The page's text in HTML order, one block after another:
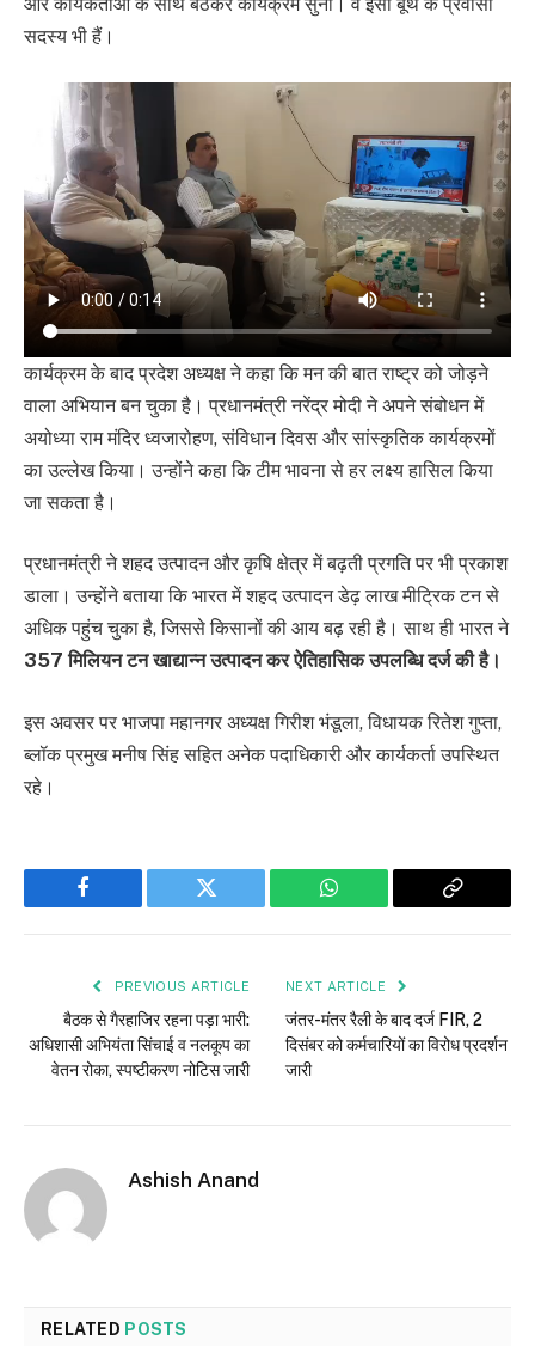
सदस्य भी हैं।
कार्यक्रम के बाद प्रदेश अध्यक्ष ने कहा कि मन की बात राष्ट्र को जोड़ने
वाला अभियान बन चुका है। प्रधानमंत्री नरेंद्र मोदी ने अपने संबोधन में
अयोध्या राम मंदिर ध्वजारोहण, संविधान दिवस और सांस्कृतिक कार्यक्रमों
का उल्लेख किया। उन्होंने कहा कि टीम भावना से हर लक्ष्य हासिल किया
जा सकता है।
प्रधानमंत्री ने शहद उत्पादन और कृषि क्षेत्र में बढ़ती प्रगति पर भी प्रकाश
डाला। उन्होंने बताया कि भारत में शहद उत्पादन डेढ़ लाख मीट्रिक टन से
अधिक पहुंच चुका है, जिससे किसानों की आय बढ़ रही है। साथ ही भारत ने
357 मिलियन टन खाद्यान्न उत्पादन कर ऐतिहासिक उपलब्धि दर्ज की है।
इस अवसर पर भाजपा महानगर अध्यक्ष गिरीश भंडूला, विधायक रितेश गुप्ता,
ब्लॉक प्रमुख मनीष सिंह सहित अनेक पदाधिकारी और कार्यकर्ता उपस्थित
रहे।
Facebook Twitter WhatsApp
Copy
PREVIOUS ARTICLE
बैठक से गैरहाजिर रहना पड़ा भारी:
अधिशासी अभियंता सिंचाई व नलकूप का
वेतन रोका, स्पष्टीकरण नोटिस जारी
NEXT ARTICLE
जंतर-मंतर रैली के बाद दर्ज FIR, 2
दिसंबर को कर्मचारियों का विरोध प्रदर्शन
जारी
Ashish Anand
RELATED POSTS